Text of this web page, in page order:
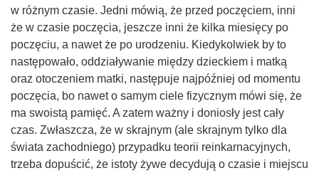
w różnym czasie. Jedni mówią, że przed poczęciem, inni
że w czasie poczęcia, jeszcze inni że kilka miesięcy po
poczęciu, a nawet że po urodzeniu. Kiedykolwiek by to
następowało, oddziaływanie między dzieckiem i matką
oraz otoczeniem matki, następuje najpóźniej od momentu
poczęcia, bo nawet o samym ciele fizycznym mówi się, że
ma swoistą pamięć. A zatem ważny i doniosły jest cały
czas. Zwłaszcza, że w skrajnym (ale skrajnym tylko dla
świata zachodniego) przypadku teorii reinkarnacyjnych,
trzeba dopuścić, że istoty żywe decydują o czasie i miejscu